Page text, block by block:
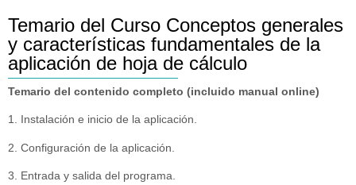
Temario del Curso Conceptos generales
y características fundamentales de la
aplicación de hoja de cálculo
Temario del contenido completo (incluido manual online)
1. Instalación e inicio de la aplicación.
2. Configuración de la aplicación.
3. Entrada y salida del programa.